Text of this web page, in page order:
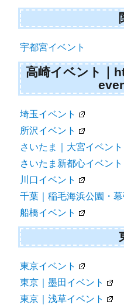
宇都宮イベント
高崎イベント｜
埼玉イベント
所沢イベント
さいたま｜大宮イベント
さいたま新都心イベント
川口イベント
千葉｜稲毛海浜公園・幕
船橋イベント
東京イベント
東京｜墨田イベント
東京｜浅草イベント